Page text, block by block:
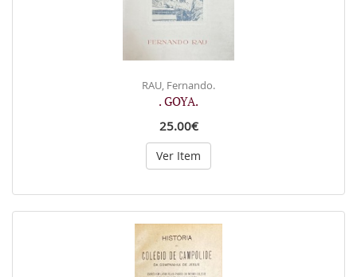
RAU, Fernando.
. GOYA.
25.00€
Ver Item